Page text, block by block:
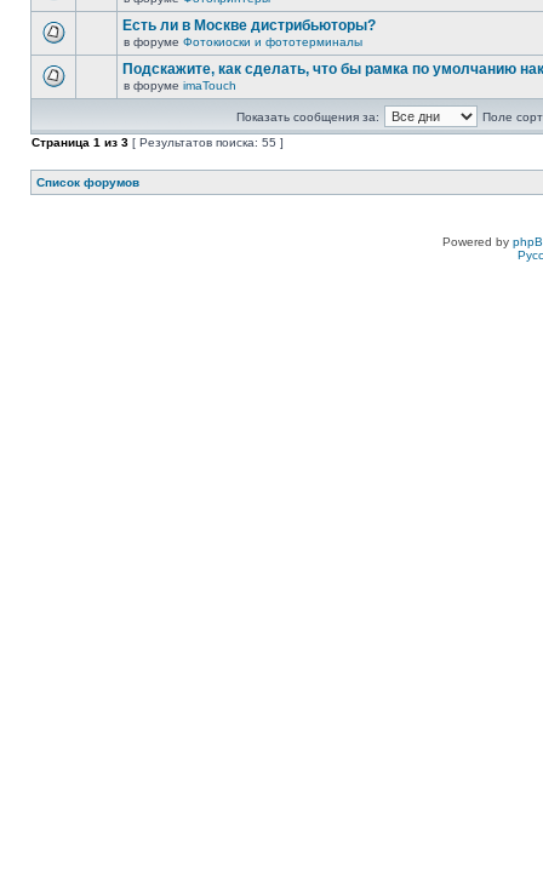
Есть ли в Москве дистрибьюторы?
в форуме Фотокиоски и фототерминалы
Подскажите, как сделать, что бы рамка по умолчанию
в форуме imaTouch
Показать сообщения за:
Поле
Страница 1 из 3 [ Результатов поиска: 55 ]
Список форумов
Powered by